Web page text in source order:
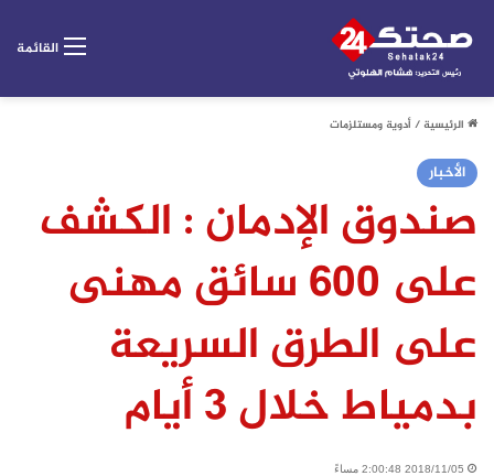
القائمة
الرئيسية/أدوية ومستلزمات
الأخبار
صندوق الإدمان : الكشف
على 600 سائق مهنى
على الطرق السريعة
بدمياط خلال 3 أيام
2018/11/05 2:00:48 مساءً